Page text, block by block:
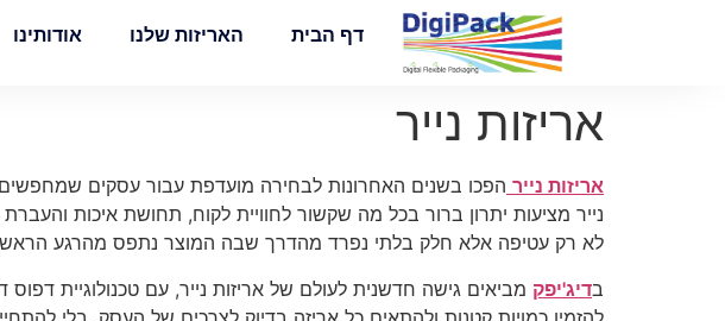
דף הבית האריזות שלנו אודותינו
אריזות נייר
אריזות נייר הפכו בשנים האחרונות לבחירה מועדפת עבור עסקים שמחפשים
נייר מציעות יתרון ברור בכל מה שקשור לחוויית לקוח, תחושת איכות
לא רק עטיפה אלא חלק בלתי נפרד מהדרך שבה המוצר נתפס מהרגע
בדיג'יפק מביאים גישה חדשנית לעולם של אריזות נייר, עם טכנולוגיית